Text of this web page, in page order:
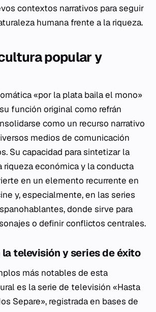
contextos narrativos para seguir
humana frente a la riqueza.
popular y
«por la plata baila el mono»
función original como refrán
como un recurso narrativo
medios de comunicación
Su capacidad para sintetizar la
riqueza económica y la conducta
en un elemento recurrente en
y, especialmente, en las series
donde sirve para
o definir conflictos centrales.
la televisión y series de éxito
más notables de esta
es la serie de televisión «Hasta
Separe», registrada en bases de